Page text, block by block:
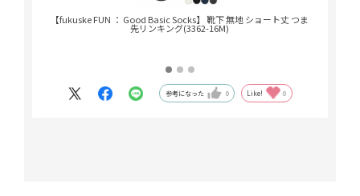
【fukuske FUN ： Good Basic Socks】 靴下 無地 ショート丈 つま
先リンキング(3362-16M)
参考になった 0 Like! 0